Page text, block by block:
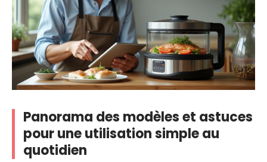
Panorama des modèles et astuces
pour une utilisation simple au
quotidien